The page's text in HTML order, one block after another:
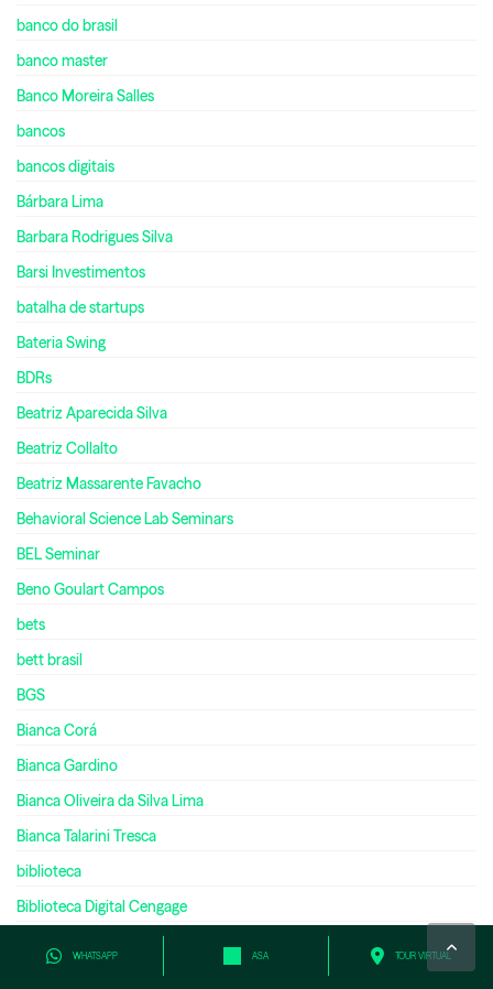
WHATSAPP ASA TOUR VIRTUAL
banco do brasil
banco master
Banco Moreira Salles
bancos
bancos digitais
Bárbara Lima
Barbara Rodrigues Silva
Barsi Investimentos
batalha de startups
Bateria Swing
BDRs
Beatriz Aparecida Silva
Beatriz Collalto
Beatriz Massarente Favacho
Behavioral Science Lab Seminars
BEL Seminar
Beno Goulart Campos
bets
bett brasil
BGS
Bianca Corá
Bianca Gardino
Bianca Oliveira da Silva Lima
Bianca Talarini Tresca
biblioteca
Biblioteca Digital Cengage